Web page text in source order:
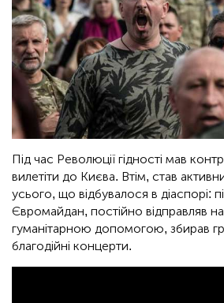
Під час Революції гідності мав
вилетіти до Києва. Втім, став
усього, що відбувалося в діаспорі:
Євромайдан, постійно відправляв
гуманітарною допомогою, збирав
благодійні концерти.